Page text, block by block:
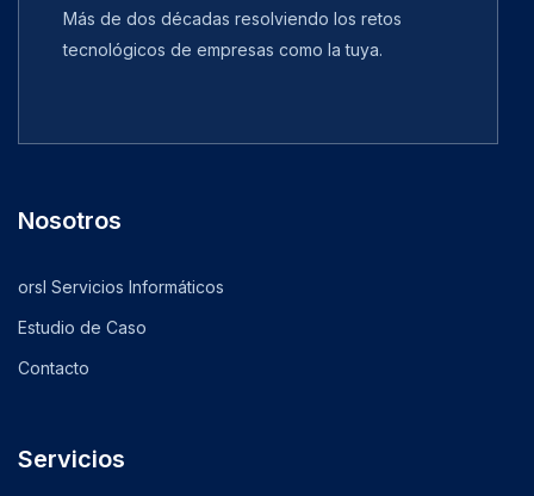
Más de dos décadas resolviendo los retos
tecnológicos de empresas como la tuya.
Nosotros
orsl Servicios Informáticos
Estudio de Caso
Contacto
Servicios